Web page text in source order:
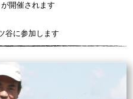
開催されます
谷に参加します